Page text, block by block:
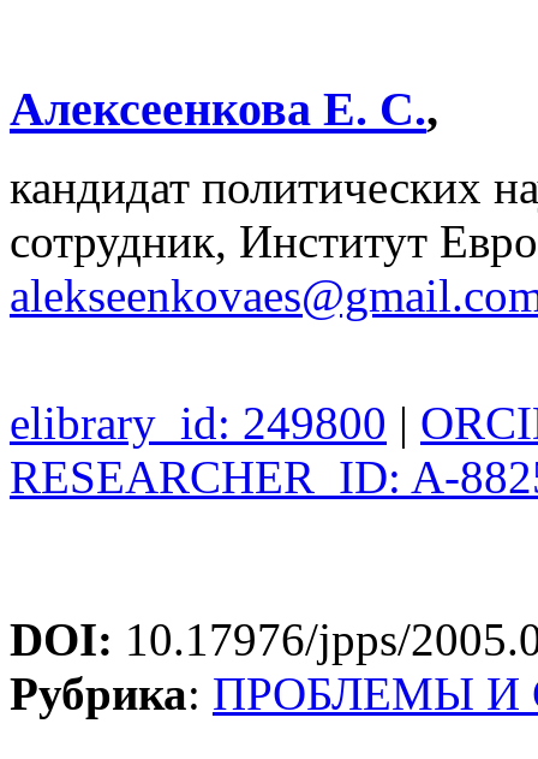
Алексеенкова Е. С.,
кандидат политических
сотрудник, Институт
elibrary_id: 249800 |
RESEARCHER_ID: A-
DOI: 10.17976/jpps/
Рубрика: ПРОБЛЕМЫ И